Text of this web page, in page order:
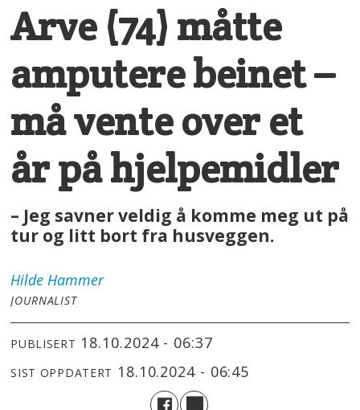
Arve (74) måtte
amputere beinet –
må vente over et
år på hjelpemidler
– Jeg savner veldig å komme meg ut på
tur og litt bort fra husveggen.
Hilde Hammer
JOURNALIST
PUBLISERT 18.10.2024 - 06:37
SIST OPPDATERT 18.10.2024 - 06:45